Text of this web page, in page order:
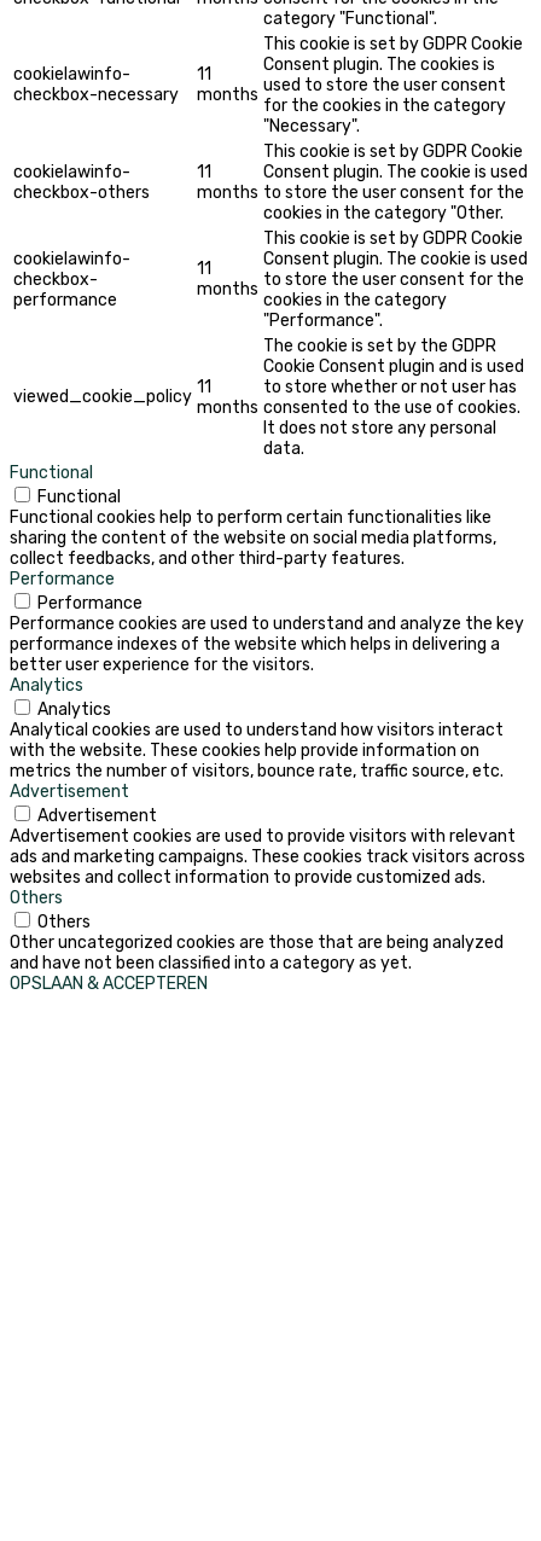
category "Functional".
cookielawinfo-
checkbox-necessary
11
months
This cookie is set by GDPR Cookie
Consent plugin. The cookies is
used to store the user consent
for the cookies in the category
"Necessary".
cookielawinfo-
checkbox-others
11
months
This cookie is set by GDPR Cookie
Consent plugin. The cookie is used
to store the user consent for the
cookies in the category "Other.
cookielawinfo-
checkbox-
performance
11
months
This cookie is set by GDPR Cookie
Consent plugin. The cookie is used
to store the user consent for the
cookies in the category
"Performance".
viewed_cookie_policy 11
months
The cookie is set by the GDPR
Cookie Consent plugin and is used
to store whether or not user has
consented to the use of cookies.
It does not store any personal
data.
Functional
Functional
Functional cookies help to perform certain functionalities like
sharing the content of the website on social media platforms,
collect feedbacks, and other third-party features.
Performance
Performance
Performance cookies are used to understand and analyze the key
performance indexes of the website which helps in delivering a
better user experience for the visitors.
Analytics
Analytics
Analytical cookies are used to understand how visitors interact
with the website. These cookies help provide information on
metrics the number of visitors, bounce rate, traffic source, etc.
Advertisement
Advertisement
Advertisement cookies are used to provide visitors with relevant
ads and marketing campaigns. These cookies track visitors across
websites and collect information to provide customized ads.
Others
Others
Other uncategorized cookies are those that are being analyzed
and have not been classified into a category as yet.
OPSLAAN & ACCEPTEREN